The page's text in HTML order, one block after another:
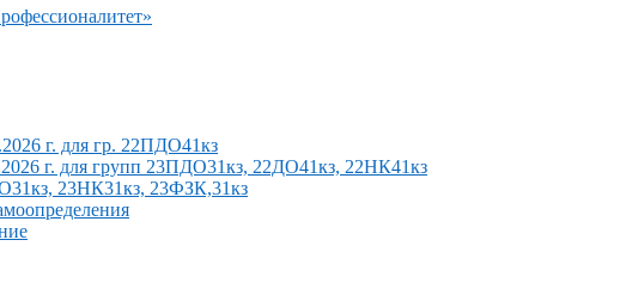
г. для гр. 22ПДО41кз
г. для групп 23ПДО31кз, 22ДО41кз, 22НК41кз
23НК31кз, 23ФЗК,31кз